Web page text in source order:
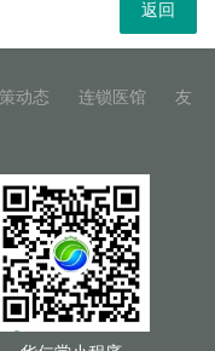
返回
动态 连锁医馆
友